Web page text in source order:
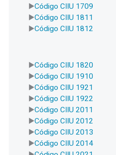
Código CIIU 1709
Código CIIU 1811
Código CIIU 1812
Código CIIU 1820
Código CIIU 1910
Código CIIU 1921
Código CIIU 1922
Código CIIU 2011
Código CIIU 2012
Código CIIU 2013
Código CIIU 2014